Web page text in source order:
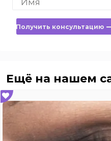
Получить консультацию
Ещё на нашем